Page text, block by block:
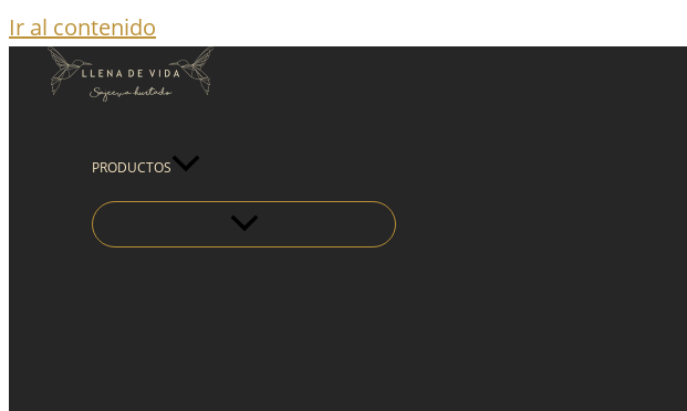
Ir al contenido
PRODUCTOS